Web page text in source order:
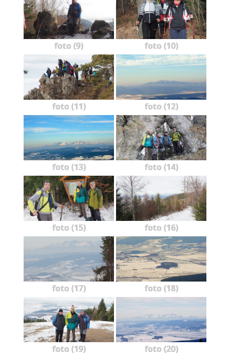
foto (9) foto (10)
foto (11) foto (12)
foto (13) foto (14)
foto (15) foto (16)
foto (17) foto (18)
foto (19) foto (20)